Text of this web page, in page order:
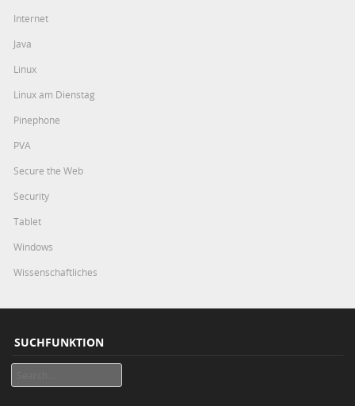
Internet
Java
Linux
Linux am Dienstag
Pinephone
PVA
Secure the Web
Security
Tablet
Windows
Wissenschaftliches
SUCHFUNKTION